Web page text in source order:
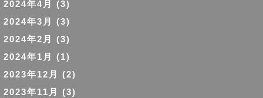
2024年4月
(3)
2024年3月
(3)
2024年2月
(3)
2024年1月
(1)
2023年12月
(2)
2023年11月
(3)